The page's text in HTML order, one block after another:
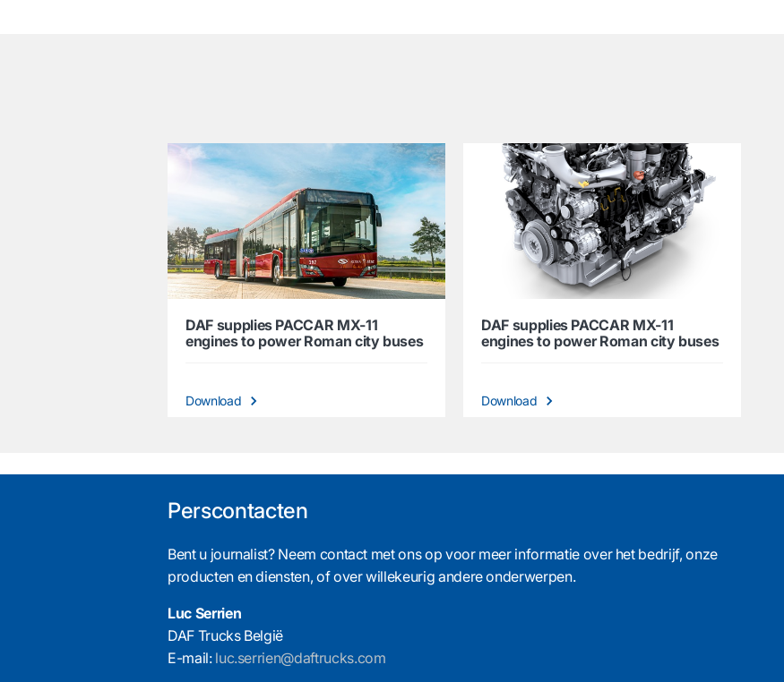
DAF supplies PACCAR MX-11
engines to power Roman city buses
Download
DAF supplies PACCAR MX-11
engines to power Roman city buses
Download
Perscontacten
Bent u journalist? Neem contact met ons op voor meer informatie over het bedrijf, onze
producten en diensten, of over willekeurig andere onderwerpen.
Luc Serrien
DAF Trucks België
E-mail: luc.serrien@daftrucks.com